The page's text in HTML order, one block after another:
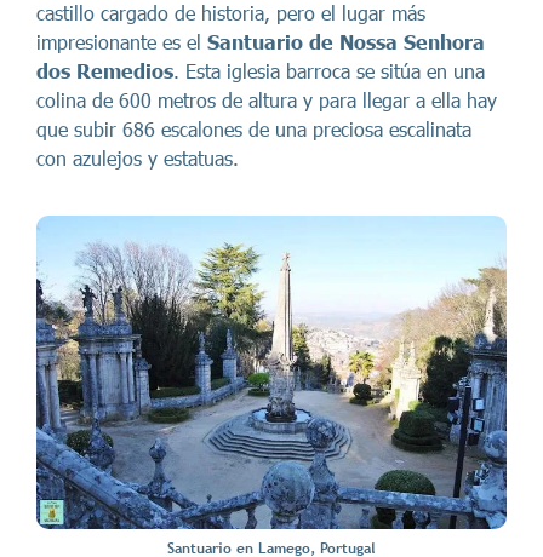
castillo cargado de historia, pero el lugar más
impresionante es el Santuario de Nossa Senhora
dos Remedios. Esta iglesia barroca se sitúa en una
colina de 600 metros de altura y para llegar a ella hay
que subir 686 escalones de una preciosa escalinata
con azulejos y estatuas.
Santuario en Lamego, Portugal